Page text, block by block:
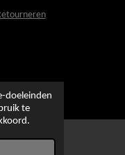
doeleinden
te